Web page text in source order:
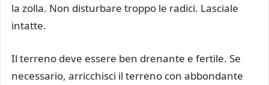
la zolla. Non disturbare troppo le radici. Lasciale
intatte.
Il terreno deve essere ben drenante e fertile. Se
necessario, arricchisci il terreno con abbondante